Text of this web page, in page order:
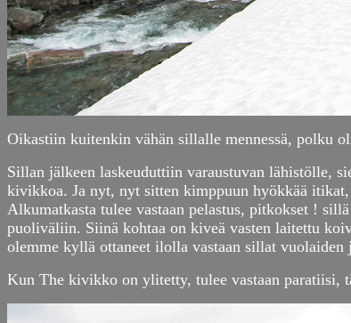
Oikastiin kuitenkin vähän sillalle mennessä, polku
Sillan jälkeen laskeuduttiin varaustuvan lähistölle,
kivikkoa. Ja nyt, nyt sitten kimppuun hyökkää
Alkumatkasta tulee vastaan pelastus, pitkokset !
puoliväliin. Siinä kohtaa on kiveä vasten laitettu
olemme kyllä ottaneet ilolla vastaan sillat
Kun The kivikko on ylitetty, tulee vastaan paratiisi,